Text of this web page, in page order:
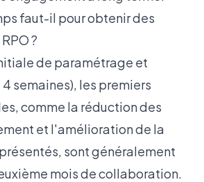
faut-il pour obtenir des
?
de paramétrage et
semaines), les premiers
comme la réduction des
et l'amélioration de la
sont généralement
mois de collaboration.